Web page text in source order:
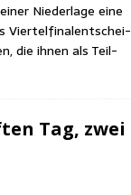
Nie­der­la­ge eine
Vier­tel­fi­nal­ent­schei­
die ihnen als Teil­
Tag, zwei